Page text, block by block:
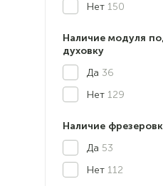
Нет 150
Наличие модуля
духовку
Да 36
Нет 129
Наличие
Да 53
Нет 112